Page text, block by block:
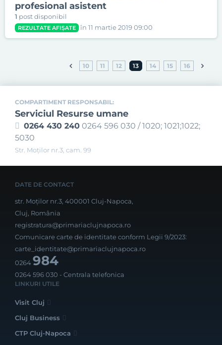
profesional asistent
1 post disponibil
REZULTATE AFIȘATE în 11 martie 2019 09:00
10 11 12 13 14 15 16
COMPARTIMENT RESPONSABIL:
Serviciul Resurse umane
0264 430 240 0264 596 030 / 1020; 1021;1022;
5030
Str. Moţilor nr.3, cam. 99
DATE DE CONTACT
str. Moților nr.3, 400001 Cluj-Napoca,
Cluj, România
registratura@primariaclujnapoca.ro
Comunicare carte de identitate conform Legii 9/2023:
carte_identitate@primariaclujnapoca.ro
0264984
0264 596 030 - Centrala telefonica
LINKURI UTILE
Visit Cluj
Cluj Business
CTP Cluj-Napoca